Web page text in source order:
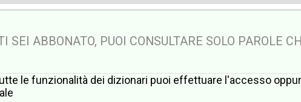
SEI ABBONATO, PUOI CONSULTARE SOLO PAROLE
le funzionalità dei dizionari puoi effettuare l'accesso